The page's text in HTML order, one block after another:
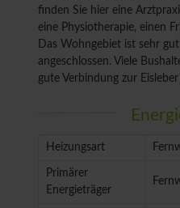
finden Sie hier eine
eine Physiotherapie, einen
Das Wohngebiet ist sehr
angeschlossen. Viele
gute Verbindung zur
Heizungsart
Primärer
Energieträger